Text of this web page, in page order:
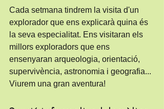
Cada setmana tindrem la visita d'un
explorador que ens explicarà quina és
la seva especialitat. Ens visitaran els
millors exploradors que ens
ensenyaran arqueologia, orientació,
supervivència, astronomia i geografia...
Viurem una gran aventura!